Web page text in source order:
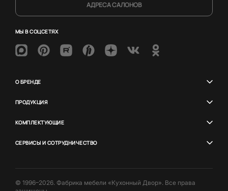
АДРЕСА САЛОНОВ
МЫ В СОЦСЕТЯХ
О БРЕНДЕ
ПРОДУКЦИЯ
КОМПЛЕКТУЮЩИЕ
СЕРВИСЫ И СОТРУДНИЧЕСТВО
© 1996–2026. Фабрика мебели «Кухонный Двор». Все права